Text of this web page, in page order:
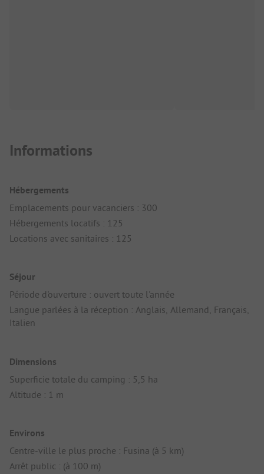
Informations
Hébergements
Emplacements pour vacanciers : 300
Hébergements locatifs : 125
Locations avec sanitaires : 125
Séjour
Période d'ouverture : ouvert toute l'année
Langue parlées à la réception : Anglais, Allemand, Français,
Italien
Dimensions
Superficie totale du camping : 5,5 ha
Altitude : 1 m
Environs
Centre-ville le plus proche : Fusina (à 5 km)
Arrêt public : (à 100 m)